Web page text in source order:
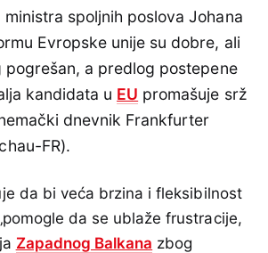
spoljnih poslova Johana
Evropske unije su dobre, ali
pogrešan, a predlog postepene
kandidata u EU promašuje srž
dnevnik Frankfurter
FR).
da bi veća brzina i fleksibilnost
da se ublaže frustracije,
Zapadnog Balkana zbog